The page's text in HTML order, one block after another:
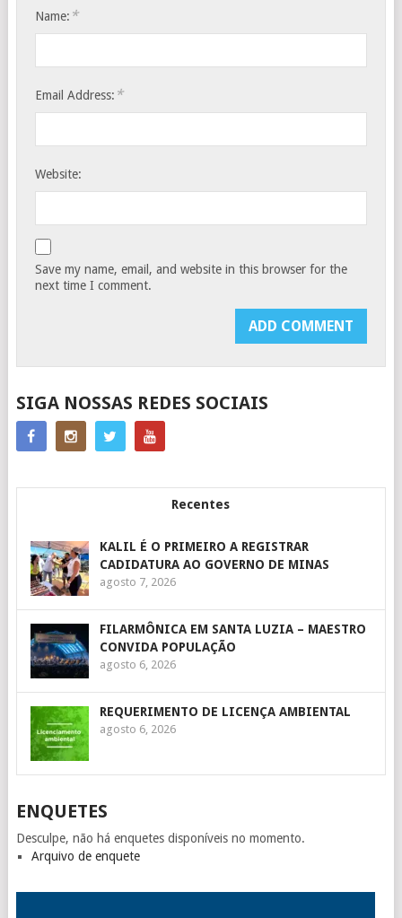
Name: *
Email Address: *
Website:
Save my name, email, and website in this browser for the
next time I comment.
SIGA NOSSAS REDES SOCIAIS
Recentes
KALIL É O PRIMEIRO A REGISTRAR
CADIDATURA AO GOVERNO DE MINAS
agosto 7, 2026
FILARMÔNICA EM SANTA LUZIA – MAESTRO
CONVIDA POPULAÇÃO
agosto 6, 2026
REQUERIMENTO DE LICENÇA AMBIENTAL
agosto 6, 2026
ENQUETES
Desculpe, não há enquetes disponíveis no momento.
Arquivo de enquete